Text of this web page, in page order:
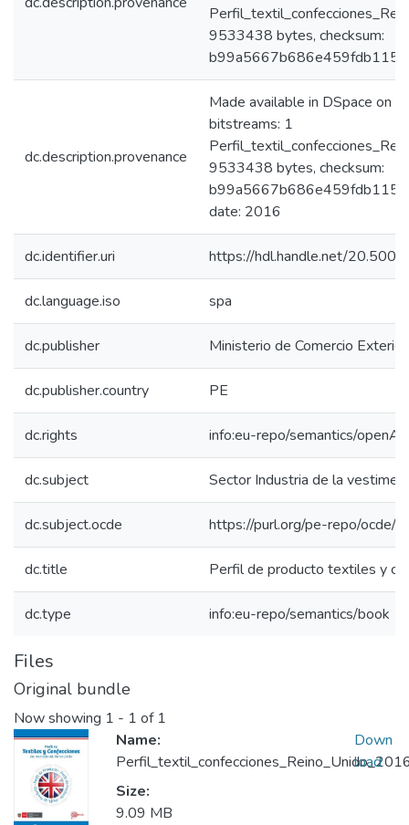
9533438 bytes, checksum:
dc.description.provenance
Made available in DSpace on
bitstreams: 1
9533438 bytes, checksum:
date: 2016
dc.identifier.uri https://hdl.handle.net/
dc.language.iso spa
dc.publisher Ministerio de Comercio
dc.publisher.country PE
dc.rights info:eu-repo/semantics/
dc.subject Sector Industria de la
dc.subject.ocde https://purl.org/pe-repo/ocde/
dc.title Perfil de producto textiles y
dc.type info:eu-repo/semantics/book
Files
Original bundle
Now showing 1 - 1 of 1
Name:
Size:
9.09 MB
Down
load